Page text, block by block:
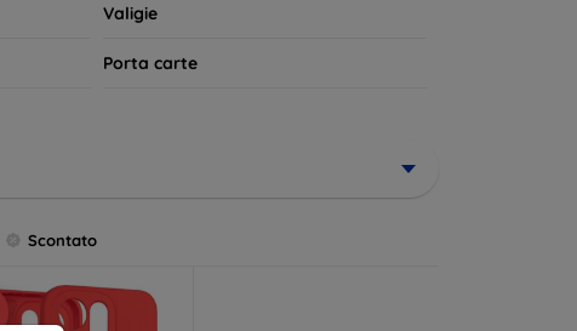
Valigie
Porta carte
Scontato